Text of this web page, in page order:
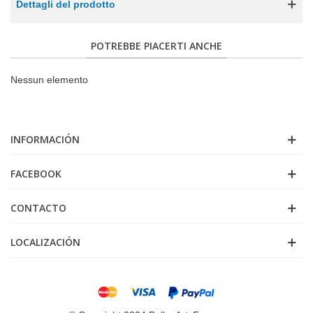
Dettagli del prodotto
POTREBBE PIACERTI ANCHE
Nessun elemento
INFORMACIÓN
FACEBOOK
CONTACTO
LOCALIZACIÓN